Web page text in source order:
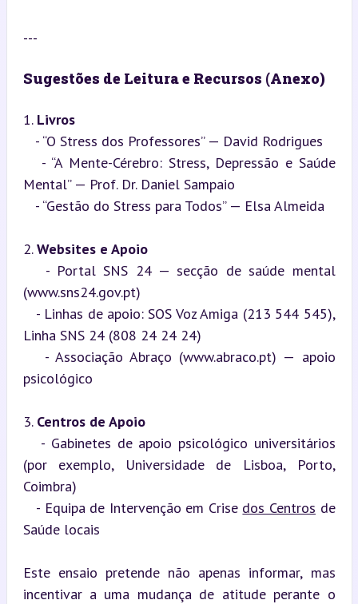
---
Sugestões de Leitura e Recursos (Anexo)
1. Livros
Mental” — Prof. Dr. Daniel Sampaio
   - “Gestão do Stress para Todos” — Elsa Almeida
2. Websites e Apoio
(www.sns24.gov.pt)
Linha SNS 24 (808 24 24 24)
psicológico
3. Centros de Apoio
(por exemplo, Universidade de Lisboa, Porto,
Coimbra)
   - Equipa de Intervenção em Crise
dos Centros de
Saúde locais
Este ensaio pretende não apenas informar, mas
incentivar a uma mudança de atitude perante o